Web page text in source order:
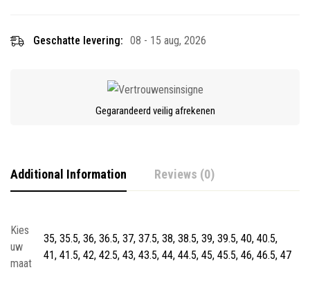
Geschatte levering: 08 - 15 aug, 2026
Gegarandeerd veilig afrekenen
Additional Information Reviews (0)
Kies
uw
maat
35, 35.5, 36, 36.5, 37, 37.5, 38, 38.5, 39, 39.5, 40, 40.5,
41, 41.5, 42, 42.5, 43, 43.5, 44, 44.5, 45, 45.5, 46, 46.5, 47